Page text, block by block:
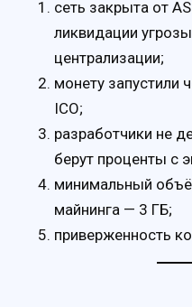
сеть закрыта от
ликвидации
централизации;
монету запустили
ICO;
разработчики не
берут проценты с
минимальный
майнинга — 3 ГБ;
приверженность